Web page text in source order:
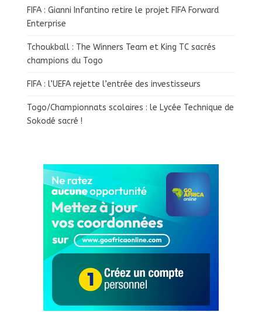
FIFA : Gianni Infantino retire le projet FIFA Forward
Enterprise
Tchoukball : The Winners Team et King TC sacrés
champions du Togo
FIFA : l’UEFA rejette l’entrée des investisseurs
Togo/Championnats scolaires : le Lycée Technique de
Sokodé sacré !